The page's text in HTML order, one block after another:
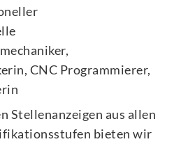
CNC Programmierer,
Stellenanzeigen aus allen
bieten wir